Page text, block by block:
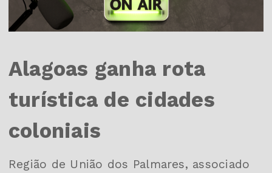
Alagoas ganha rota
turística de cidades
coloniais
Região de União dos Palmares, associado